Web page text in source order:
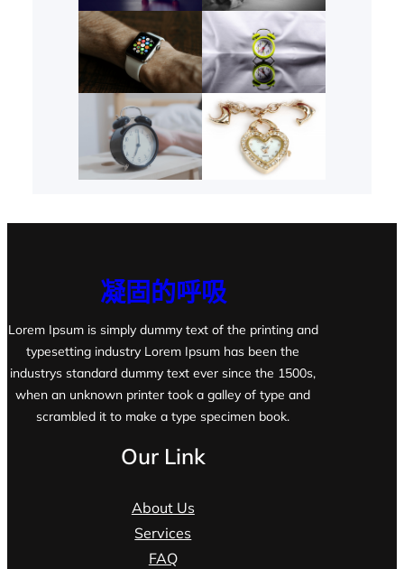
凝固的呼吸
Lorem Ipsum is simply dummy text of the printing and
typesetting industry Lorem Ipsum has been the
industrys standard dummy text ever since the 1500s,
when an unknown printer took a galley of type and
scrambled it to make a type specimen book.
Our Link
About Us
Services
FAQ